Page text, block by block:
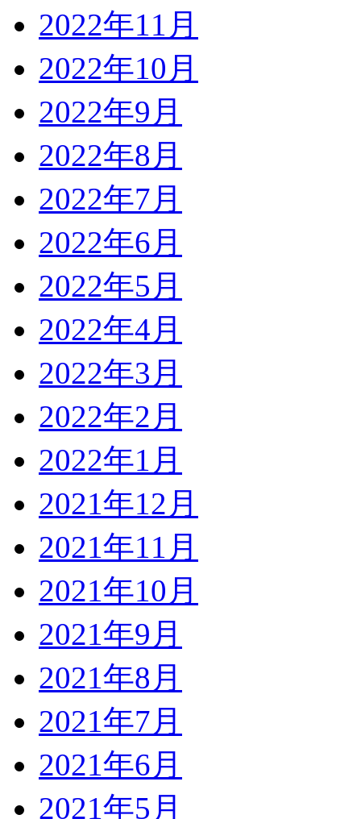
2022年11月
2022年10月
2022年9月
2022年8月
2022年7月
2022年6月
2022年5月
2022年4月
2022年3月
2022年2月
2022年1月
2021年12月
2021年11月
2021年10月
2021年9月
2021年8月
2021年7月
2021年6月
2021年5月